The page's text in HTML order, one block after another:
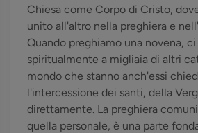
Chiesa come Corpo di Cristo,
unito all'altro nella preghiera e
Quando preghiamo una novena,
spiritualmente a migliaia di altri
mondo che stanno anch'essi
l'intercessione dei santi, della
direttamente. La preghiera
quella personale, è una parte